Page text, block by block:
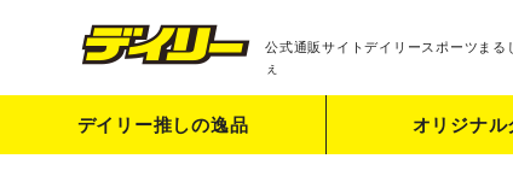
公式通販サイトデイリースポーツまる
ぇ
デイリー推しの逸品 オリジナ